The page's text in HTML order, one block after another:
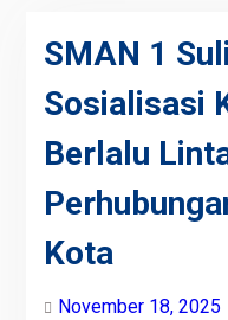
SMAN 1
Sosialisasi
Berlalu
Kota
November 18, 2025